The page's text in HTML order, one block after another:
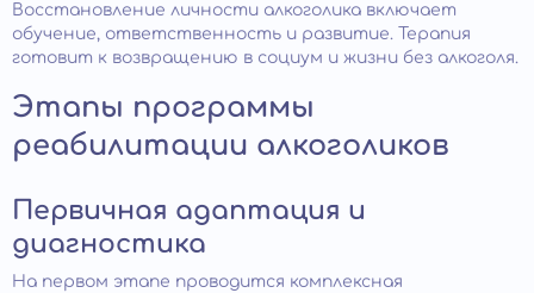
Восстановление личности алкоголика включает
обучение, ответственность и развитие. Терапия
готовит к возвращению в социум и жизни без алкоголя.
Этапы программы
реабилитации алкоголиков
Первичная адаптация и
диагностика
На первом этапе проводится комплексная